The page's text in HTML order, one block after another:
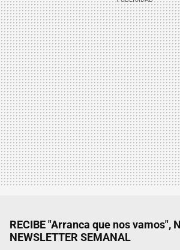
RECIBE "Arranca que nos vamos",
NEWSLETTER SEMANAL